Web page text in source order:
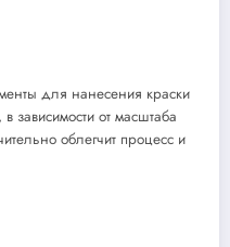
для нанесения краски
зависимости от масштаба
облегчит процесс и